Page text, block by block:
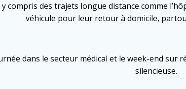
compris des trajets longue distance comme
véhicule pour leur retour à domicile,
dans le secteur médical et le week-end
silencieuse.